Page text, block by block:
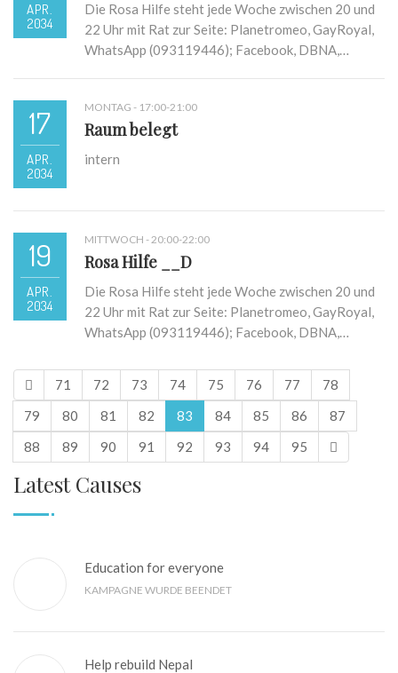
APR.
2034
Die Rosa Hilfe steht jede Woche zwischen 20 und
22 Uhr mit Rat zur Seite: Planetromeo, GayRoyal,
WhatsApp (093119446); Facebook, DBNA,…
17
APR.
2034
MONTAG - 17:00-21:00
Raum belegt
intern
19
APR.
2034
MITTWOCH - 20:00-22:00
Rosa Hilfe __D
Die Rosa Hilfe steht jede Woche zwischen 20 und
22 Uhr mit Rat zur Seite: Planetromeo, GayRoyal,
WhatsApp (093119446); Facebook, DBNA,…
71 72 73 74 75 76 77
78
79
80 81 82 83 84 85 86
87
88
89 90 91 92 93 94 95
Latest Causes
Education for everyone
KAMPAGNE WURDE BEENDET
Help rebuild Nepal